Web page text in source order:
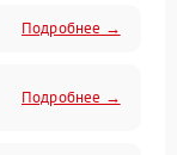
Подробнее →
Подробнее →